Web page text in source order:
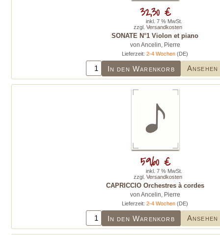
SONATE N°1 Violon et piano
von Ancelin, Pierre
Lieferzeit:2-4 Wochen (DE)
In den Warenkorb Ansehen
32,30 €
inkl. 7 % MwSt.
zzgl. Versandkosten
CAPRICCIO Orchestres à cordes
von Ancelin, Pierre
Lieferzeit:2-4 Wochen (DE)
In den Warenkorb Ansehen
59,60 €
inkl. 7 % MwSt.
zzgl. Versandkosten